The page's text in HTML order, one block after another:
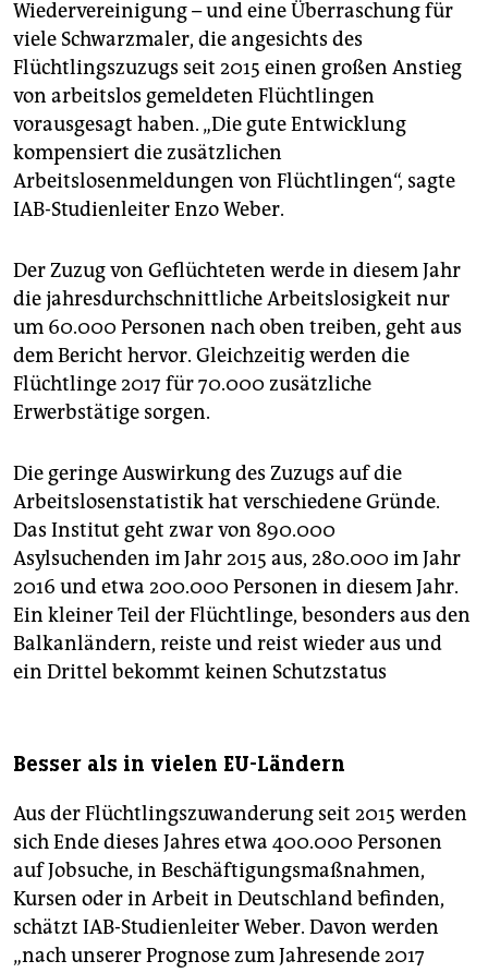
Wiedervereinigung – und eine Überraschung für
viele Schwarzmaler, die angesichts des
Flüchtlingszuzugs seit 2015 einen großen Anstieg
von arbeitslos gemeldeten Flüchtlingen
vorausgesagt haben. „Die gute Entwicklung
kompensiert die zusätzlichen
Arbeitslosenmeldungen von Flüchtlingen“, sagte
IAB-Studienleiter Enzo Weber.
Der Zuzug von Geflüchteten werde in diesem Jahr
die jahresdurchschnittliche Arbeitslosigkeit nur
um 60.000 Personen nach oben treiben, geht aus
dem Bericht hervor. Gleichzeitig werden die
Flüchtlinge 2017 für 70.000 zusätzliche
Erwerbstätige sorgen.
Die geringe Auswirkung des Zuzugs auf die
Arbeitslosenstatistik hat verschiedene Gründe.
Das Institut geht zwar von 890.000
Asylsuchenden im Jahr 2015 aus, 280.000 im Jahr
2016 und etwa 200.000 Personen in diesem Jahr.
Ein kleiner Teil der Flüchtlinge, besonders aus den
Balkanländern, reiste und reist wieder aus und
ein Drittel bekommt keinen Schutzstatus
Besser als in vielen EU-Ländern
Aus der Flüchtlingszuwanderung seit 2015 werden
sich Ende dieses Jahres etwa 400.000 Personen
auf Jobsuche, in Beschäftigungsmaßnahmen,
Kursen oder in Arbeit in Deutschland befinden,
schätzt IAB-Studienleiter Weber. Davon werden
„nach unserer Prognose zum Jahresende 2017